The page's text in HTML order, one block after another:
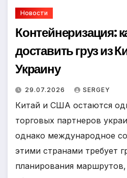
Новости
Контейнеризация:
доставить груз из
Украину
29.07.2026 SERGEY
Китай и США остаются
торговых партнеров
однако международное
этими странами требует
планирования